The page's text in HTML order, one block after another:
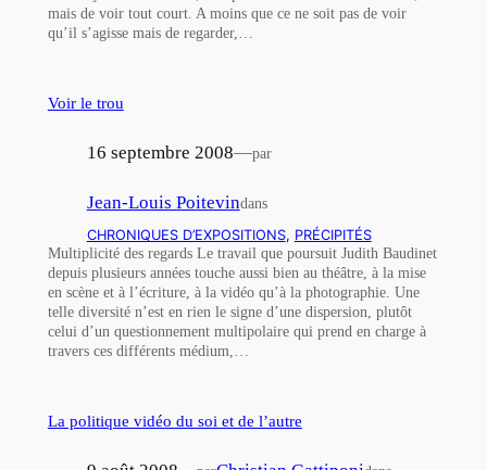
mais de voir tout court. A moins que ce ne soit pas de voir
qu’il s’agisse mais de regarder,…
Voir le trou
16 septembre 2008—par
Jean-Louis Poitevindans
CHRONIQUES D’EXPOSITIONS, PRÉCIPITÉS
Multiplicité des regards Le travail que poursuit Judith Baudinet
depuis plusieurs années touche aussi bien au théâtre, à la mise
en scène et à l’écriture, à la vidéo qu’à la photographie. Une
telle diversité n’est en rien le signe d’une dispersion, plutôt
celui d’un questionnement multipolaire qui prend en charge à
travers ces différents médium,…
La politique vidéo du soi et de l’autre